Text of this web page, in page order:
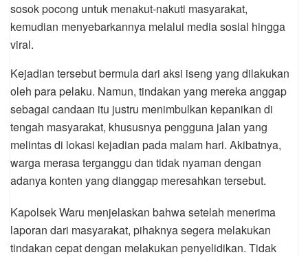
sosok pocong untuk menakut-nakuti masyarakat,
kemudian menyebarkannya melalui media sosial hingga
viral.
Kejadian tersebut bermula dari aksi iseng yang dilakukan
oleh para pelaku. Namun, tindakan yang mereka anggap
sebagai candaan itu justru menimbulkan kepanikan di
tengah masyarakat, khususnya pengguna jalan yang
melintas di lokasi kejadian pada malam hari. Akibatnya,
warga merasa terganggu dan tidak nyaman dengan
adanya konten yang dianggap meresahkan tersebut.
Kapolsek Waru menjelaskan bahwa setelah menerima
laporan dari masyarakat, pihaknya segera melakukan
tindakan cepat dengan melakukan penyelidikan. Tidak